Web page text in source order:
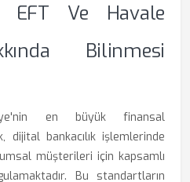
EFT Ve Havale
Bilinmesi
en büyük finansal
dijital bankacılık işlemlerinde
müşterileri için kapsamlı
Bu standartların